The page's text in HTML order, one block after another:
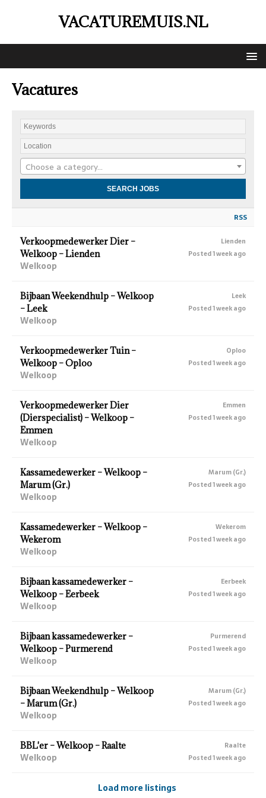
VACATUREMUIS.NL
Vacatures
Choose a category…
RSS
Verkoopmedewerker Dier –
Welkoop – Lienden
Welkoop
Lienden
Posted 1 week ago
Bijbaan Weekendhulp – Welkoop
– Leek
Welkoop
Leek
Posted 1 week ago
Verkoopmedewerker Tuin –
Welkoop – Oploo
Welkoop
Oploo
Posted 1 week ago
Verkoopmedewerker Dier
(Dierspecialist) – Welkoop –
Emmen
Welkoop
Emmen
Posted 1 week ago
Kassamedewerker – Welkoop –
Marum (Gr.)
Welkoop
Marum (Gr.)
Posted 1 week ago
Kassamedewerker – Welkoop –
Wekerom
Welkoop
Wekerom
Posted 1 week ago
Bijbaan kassamedewerker –
Welkoop – Eerbeek
Welkoop
Eerbeek
Posted 1 week ago
Bijbaan kassamedewerker –
Welkoop – Purmerend
Welkoop
Purmerend
Posted 1 week ago
Bijbaan Weekendhulp – Welkoop
– Marum (Gr.)
Welkoop
Marum (Gr.)
Posted 1 week ago
BBL'er – Welkoop – Raalte
Welkoop
Raalte
Posted 1 week ago
Load more listings